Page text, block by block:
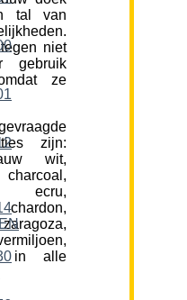
tal van
niet
gebruik
ze
zijn:
wit,
ecru,
in alle